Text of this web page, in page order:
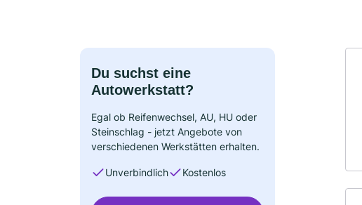
Du suchst eine
Autowerkstatt?
Egal ob Reifenwechsel, AU, HU oder
Steinschlag - jetzt Angebote von
verschiedenen Werkstätten erhalten.
Unverbindlich Kostenlos